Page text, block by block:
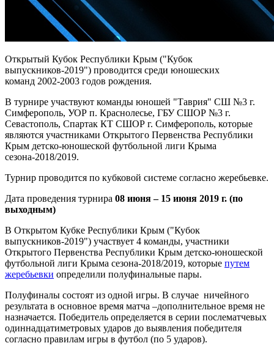
Открытый Кубок Республики Крым ("Кубок
выпускников-2019") проводится среди юношеских
команд 2002-2003 годов рождения.
В турнире участвуют команды юношей "Таврия" СШ №3 г.
Симферополь, УОР п. Краснолесье, ГБУ СШОР №3 г.
Севастополь, Спартак КТ СШОР г. Симферополь, которые
являются участниками Открытого Первенства Республики
Крым детско-юношеской футбольной лиги Крыма
сезона-2018/2019.
Турнир проводится по кубковой системе согласно жеребьевке.
Дата проведения турнира 08 июня – 15 июня 2019 г. (по
выходным)
В Открытом Кубке Республики Крым ("Кубок
выпускников-2019") участвует 4 команды, участники
Открытого Первенства Республики Крым детско-юношеской
футбольной лиги Крыма сезона-2018/2019, которые путем
жеребьевки определили полуфинальные пары.
Полуфиналы состоят из одной игры. В случае ничейного
результата в основное время матча –дополнительное время не
назначается. Победитель определяется в серии послематчевых
одиннадцатиметровых ударов до выявления победителя
согласно правилам игры в футбол (по 5 ударов).